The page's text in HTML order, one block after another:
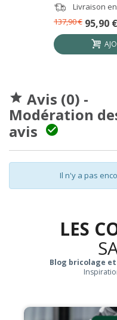
Livraison
95,90 €
137,90 €
 Avis (0) -
Modération
avis

Il n'y a pas
LES
Blog bricolage